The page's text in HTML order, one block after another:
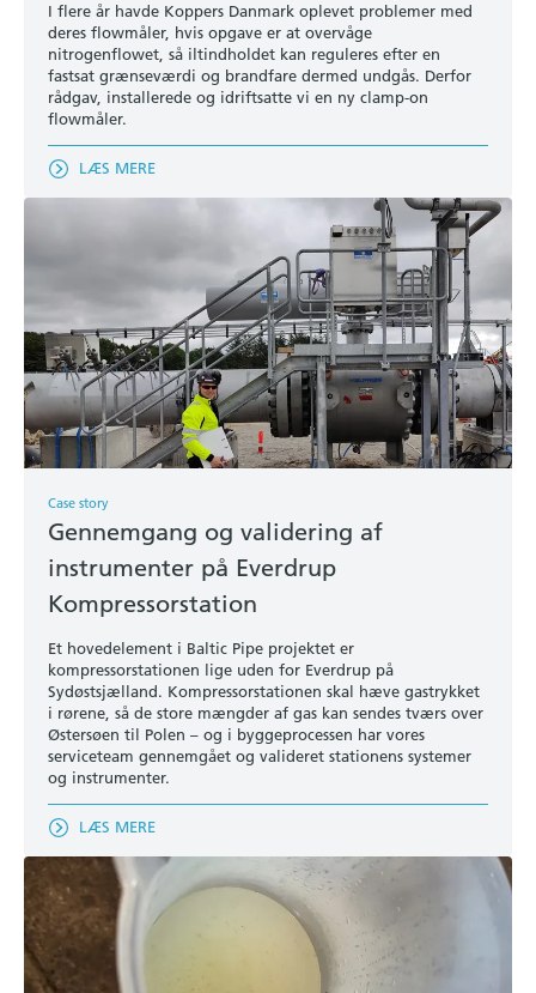
I flere år havde Koppers Danmark oplevet problemer med
deres flowmåler, hvis opgave er at overvåge
nitrogenflowet, så iltindholdet kan reguleres efter en
fastsat grænseværdi og brandfare dermed undgås. Derfor
rådgav, installerede og idriftsatte vi en ny clamp-on
flowmåler.
LÆS MERE
Case story
Gennemgang og validering af
instrumenter på Everdrup
Kompressorstation
Et hovedelement i Baltic Pipe projektet er
kompressorstationen lige uden for Everdrup på
Sydøstsjælland. Kompressorstationen skal hæve gastrykket
i rørene, så de store mængder af gas kan sendes tværs over
Østersøen til Polen – og i byggeprocessen har vores
serviceteam gennemgået og valideret stationens systemer
og instrumenter.
LÆS MERE